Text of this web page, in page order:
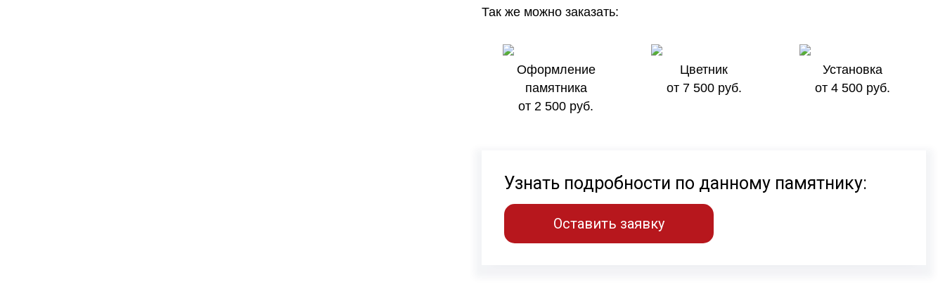
Так же можно заказать:
Оформление
памятника
от 2 500 руб.
Цветник
от 7 500 руб.
Установка
от 4 500 руб.
Узнать подробности по данному памятнику:
Оставить заявку